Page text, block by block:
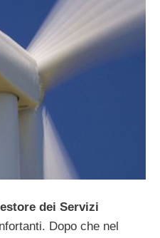
dei Servizi
Dopo che nel